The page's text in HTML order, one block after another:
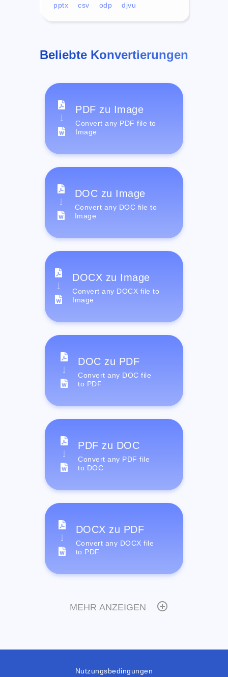
pptx
csv odp djvu
Beliebte Konvertierungen
PDF zu Image
Convert any PDF file to
Image
DOC zu Image
Convert any DOC file to
Image
DOCX zu Image
Convert any DOCX file to
Image
DOC zu PDF
Convert any DOC file
to PDF
PDF zu DOC
Convert any PDF file
to DOC
DOCX zu PDF
Convert any DOCX file
to PDF
MEHR ANZEIGEN
Nutzungsbedingungen